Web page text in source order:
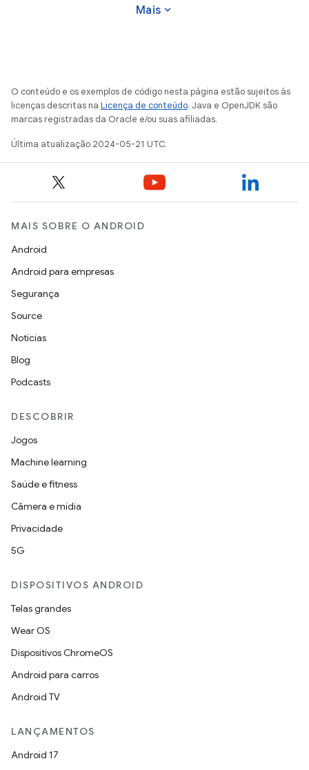
Mais expand_more
O conteúdo e os exemplos de código nesta página estão sujeitos às
licenças descritas na Licença de conteúdo. Java e OpenJDK são
marcas registradas da Oracle e/ou suas afiliadas.
Última atualização 2024-05-21 UTC.
MAIS SOBRE O ANDROID
Android
Android para empresas
Segurança
Source
Notícias
Blog
Podcasts
DESCOBRIR
Jogos
Machine learning
Saúde e fitness
Câmera e mídia
Privacidade
5G
DISPOSITIVOS ANDROID
Telas grandes
Wear OS
Dispositivos ChromeOS
Android para carros
Android TV
LANÇAMENTOS
Android 17